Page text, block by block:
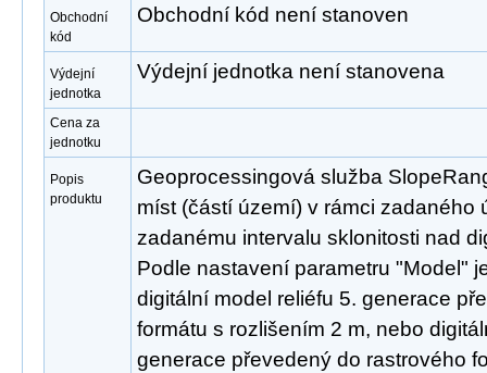
Obchodní
kód
Obchodní kód není stanoven
Výdejní
jednotka
Výdejní jednotka není stanovena
Cena za
jednotku
Popis
produktu
Geoprocessingová služba
míst (částí území) v rámci zadaného
zadanému intervalu sklonitosti nad
Podle nastavení parametru "Model"
digitální model reliéfu 5. generace
formátu s rozlišením 2 m, nebo
generace převedený do rastrového